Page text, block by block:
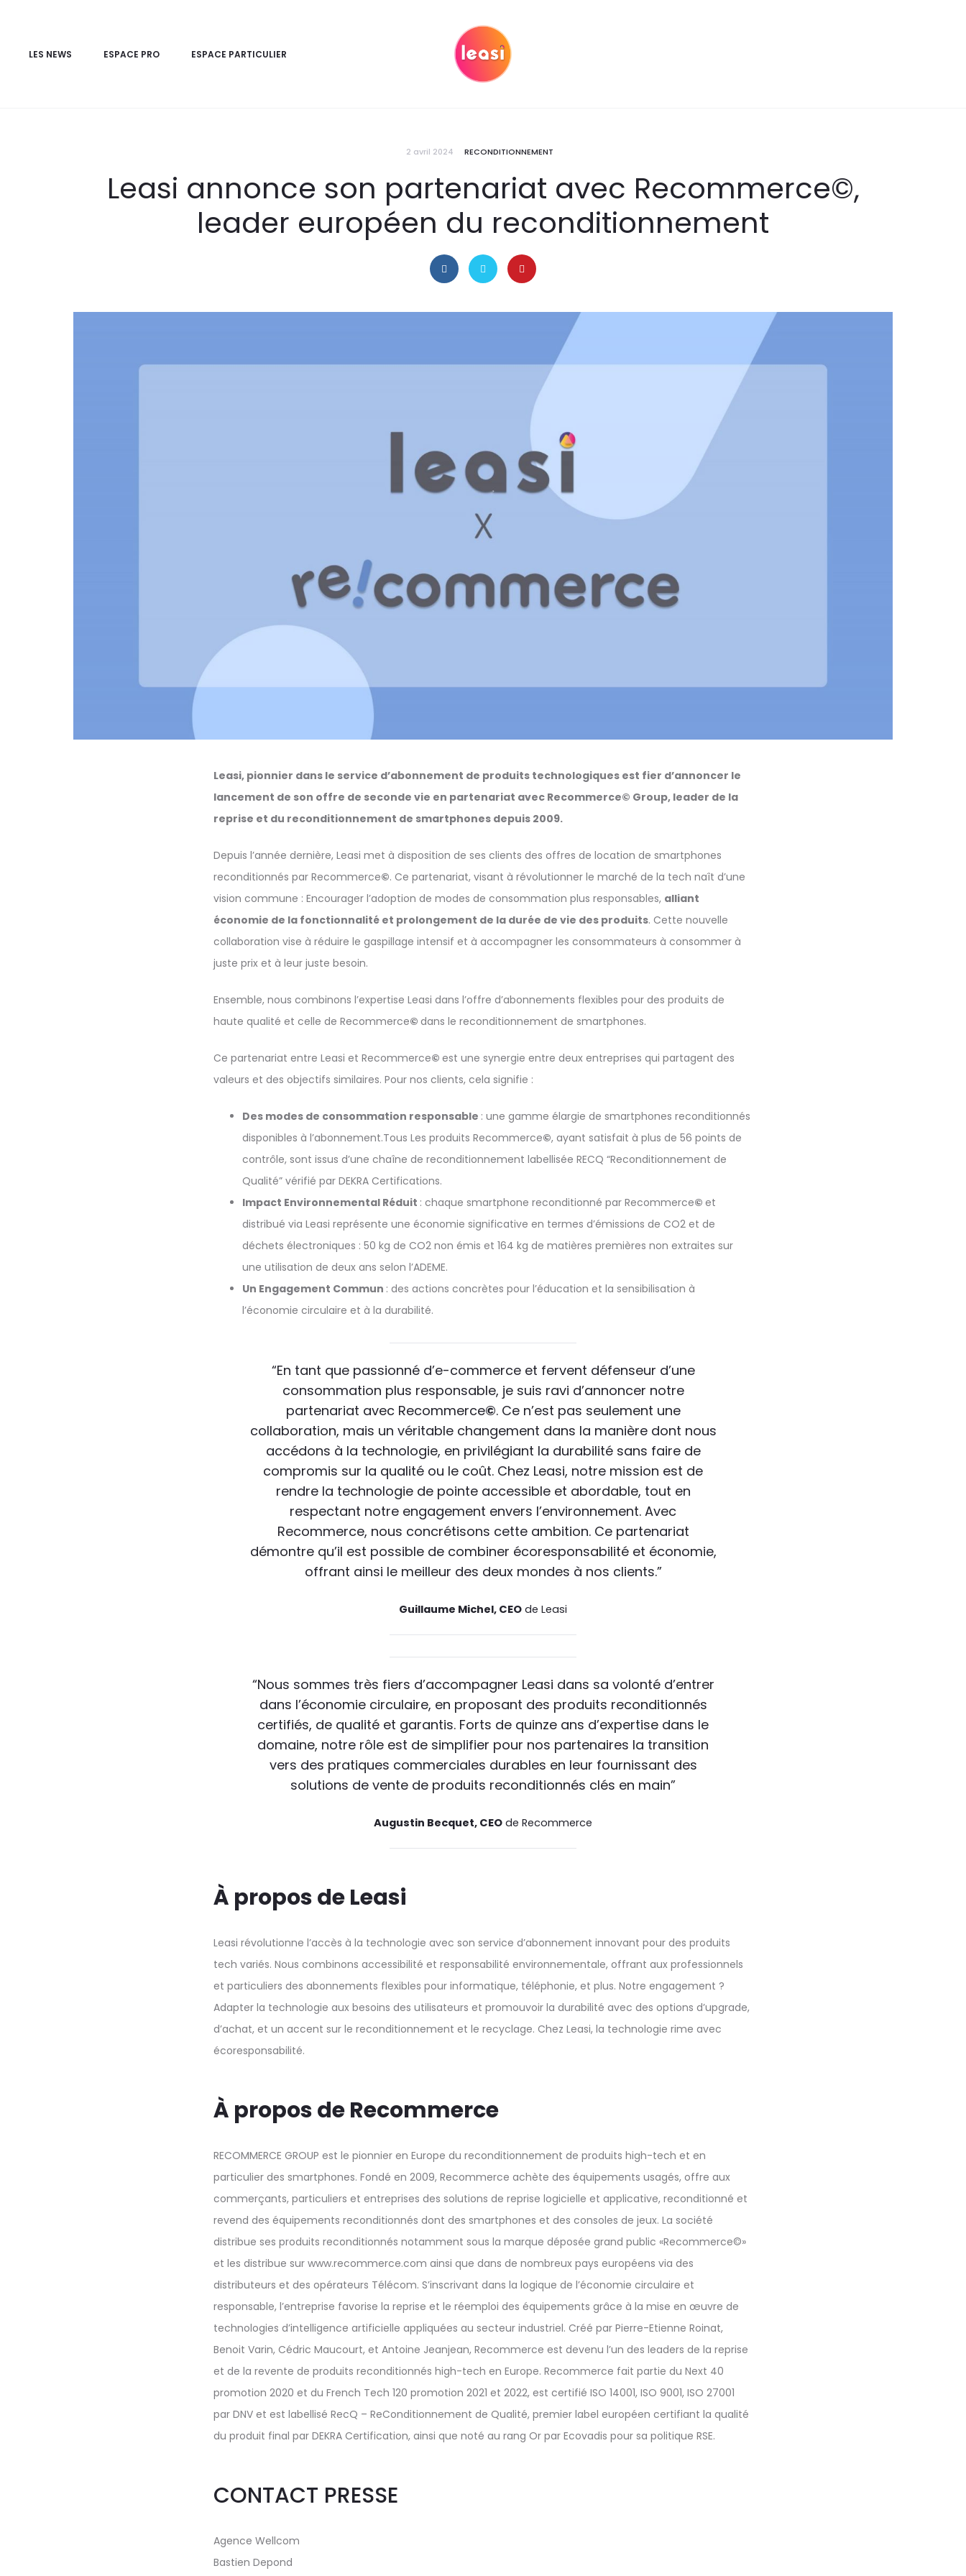
LES NEWS ESPACE PRO ESPACE PARTICULIER
2 avril 2024 RECONDITIONNEMENT
Leasi annonce son partenariat avec Recommerce©,
leader européen du reconditionnement
Leasi, pionnier dans le service d’abonnement de produits technologiques est fier d’annoncer le
lancement de son offre de seconde vie en partenariat avec Recommerce© Group, leader de la
reprise et du reconditionnement de smartphones depuis 2009.
Depuis l’année dernière, Leasi met à disposition de ses clients des offres de location de smartphones
reconditionnés par Recommerce©. Ce partenariat, visant à révolutionner le marché de la tech naît d’une
vision commune : Encourager l’adoption de modes de consommation plus responsables, alliant
économie de la fonctionnalité et prolongement de la durée de vie des produits. Cette nouvelle
collaboration vise à réduire le gaspillage intensif et à accompagner les consommateurs à consommer à
juste prix et à leur juste besoin.
Ensemble, nous combinons l’expertise Leasi dans l’offre d’abonnements flexibles pour des produits de
haute qualité et celle de Recommerce© dans le reconditionnement de smartphones.
Ce partenariat entre Leasi et Recommerce© est une synergie entre deux entreprises qui partagent des
valeurs et des objectifs similaires. Pour nos clients, cela signifie :
Des modes de consommation responsable : une gamme élargie de smartphones reconditionnés
disponibles à l’abonnement.Tous Les produits Recommerce©, ayant satisfait à plus de 56 points de
contrôle, sont issus d’une chaîne de reconditionnement labellisée RECQ “Reconditionnement de
Qualité” vérifié par DEKRA Certifications.
Impact Environnemental Réduit : chaque smartphone reconditionné par Recommerce© et
distribué via Leasi représente une économie significative en termes d’émissions de CO2 et de
déchets électroniques : 50 kg de CO2 non émis et 164 kg de matières premières non extraites sur
une utilisation de deux ans selon l’ADEME.
Un Engagement Commun : des actions concrètes pour l’éducation et la sensibilisation à
l’économie circulaire et à la durabilité.
“En tant que passionné d’e-commerce et fervent défenseur d’une
consommation plus responsable, je suis ravi d’annoncer notre
partenariat avec Recommerce©. Ce n’est pas seulement une
collaboration, mais un véritable changement dans la manière dont nous
accédons à la technologie, en privilégiant la durabilité sans faire de
compromis sur la qualité ou le coût. Chez Leasi, notre mission est de
rendre la technologie de pointe accessible et abordable, tout en
respectant notre engagement envers l’environnement. Avec
Recommerce, nous concrétisons cette ambition. Ce partenariat
démontre qu’il est possible de combiner écoresponsabilité et économie,
offrant ainsi le meilleur des deux mondes à nos clients.”
Guillaume Michel, CEO de Leasi
“Nous sommes très fiers d’accompagner Leasi dans sa volonté d’entrer
dans l’économie circulaire, en proposant des produits reconditionnés
certifiés, de qualité et garantis. Forts de quinze ans d’expertise dans le
domaine, notre rôle est de simplifier pour nos partenaires la transition
vers des pratiques commerciales durables en leur fournissant des
solutions de vente de produits reconditionnés clés en main”
Augustin Becquet, CEO de Recommerce
À propos de Leasi
Leasi révolutionne l’accès à la technologie avec son service d’abonnement innovant pour des produits
tech variés. Nous combinons accessibilité et responsabilité environnementale, offrant aux professionnels
et particuliers des abonnements flexibles pour informatique, téléphonie, et plus. Notre engagement ?
Adapter la technologie aux besoins des utilisateurs et promouvoir la durabilité avec des options d’upgrade,
d’achat, et un accent sur le reconditionnement et le recyclage. Chez Leasi, la technologie rime avec
écoresponsabilité.
À propos de Recommerce
RECOMMERCE GROUP est le pionnier en Europe du reconditionnement de produits high-tech et en
particulier des smartphones. Fondé en 2009, Recommerce achète des équipements usagés, offre aux
commerçants, particuliers et entreprises des solutions de reprise logicielle et applicative, reconditionné et
revend des équipements reconditionnés dont des smartphones et des consoles de jeux. La société
distribue ses produits reconditionnés notamment sous la marque déposée grand public «Recommerce©»
et les distribue sur www.recommerce.com ainsi que dans de nombreux pays européens via des
distributeurs et des opérateurs Télécom. S’inscrivant dans la logique de l’économie circulaire et
responsable, l’entreprise favorise la reprise et le réemploi des équipements grâce à la mise en œuvre de
technologies d’intelligence artificielle appliquées au secteur industriel. Créé par Pierre-Etienne Roinat,
Benoit Varin, Cédric Maucourt, et Antoine Jeanjean, Recommerce est devenu l’un des leaders de la reprise
et de la revente de produits reconditionnés high-tech en Europe. Recommerce fait partie du Next 40
promotion 2020 et du French Tech 120 promotion 2021 et 2022, est certifié ISO 14001, ISO 9001, ISO 27001
par DNV et est labellisé RecQ – ReConditionnement de Qualité, premier label européen certifiant la qualité
du produit final par DEKRA Certification, ainsi que noté au rang Or par Ecovadis pour sa politique RSE.
CONTACT PRESSE
Agence Wellcom
Bastien Depond